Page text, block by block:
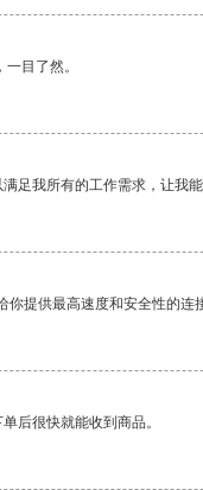
目了然。
足我所有的工作需求，让我能
提供最高速度和安全性的连
后很快就能收到商品。